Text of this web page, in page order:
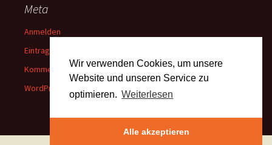
Wir verwenden Cookies, um unsere
Website und unseren Service zu
optimieren. Weiterlesen
Alle akzeptieren
Meta
Anmelden
Eintrags-Feed
Kommentar-Feed
WordPress.org